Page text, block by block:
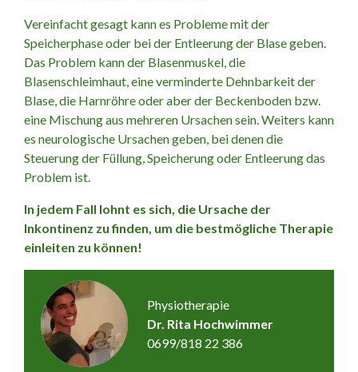
Vereinfacht gesagt kann es Probleme mit der
Speicherphase oder bei der Entleerung der Blase geben.
Das Problem kann der Blasenmuskel, die
Blasenschleimhaut, eine verminderte Dehnbarkeit der
Blase, die Harnröhre oder aber der Beckenboden bzw.
eine Mischung aus mehreren Ursachen sein. Weiters kann
es neurologische Ursachen geben, bei denen die
Steuerung der Füllung, Speicherung oder Entleerung das
Problem ist.
In jedem Fall lohnt es sich, die Ursache der
Inkontinenz zu finden, um die bestmögliche Therapie
einleiten zu können!
Physiotherapie
Dr. Rita Hochwimmer
0699/818 22 386